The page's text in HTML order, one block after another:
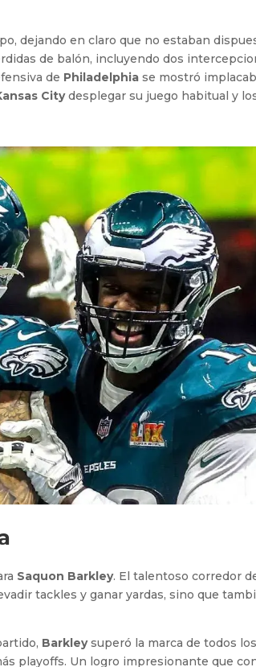
dejando en claro que no estaban
de balón, incluyendo dos
de Philadelphia se mostró
Citydesplegar su juego habitual y
Saquon Barkley. El talentoso corredor
tackles y ganar yardas, sino que
Barkleysuperó la marca de todos
playoffs. Un logro impresionante que